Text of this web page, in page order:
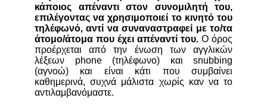
κάποιος απέναντι στον συνομιλητή του,
επιλέγοντας να χρησιμοποιεί το κινητό του
τηλέφωνό, αντί να συναναστραφεί με το/τα
άτομο/άτομα που έχει απέναντί του. O όρος
προέρχεται από την ένωση των αγγλικών
λέξεων phone (τηλέφωνο) και snubbing
(αγνοώ) και είναι κάτι που συμβαίνει
καθημερινά, συχνά μάλιστα χωρίς καν να το
αντιλαμβανόμαστε.